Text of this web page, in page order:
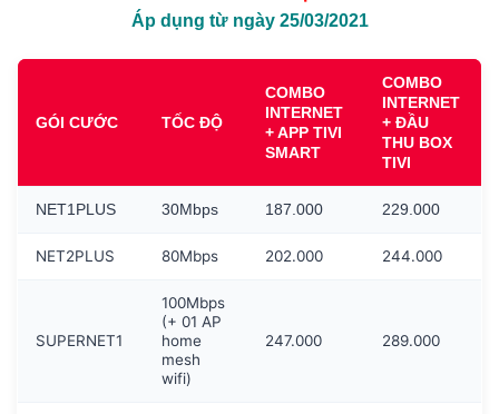
Áp dụng từ ngày 25/03/2021
GÓI CƯỚC TỐC ĐỘ
COMBO
INTERNET
+ APP TIVI
SMART
COMBO
INTERNET
+ ĐẦU
THU BOX
TIVI
NET1PLUS 30Mbps 187.000 229.000
NET2PLUS 80Mbps 202.000 244.000
SUPERNET1
100Mbps
(+ 01 AP
home
mesh
wifi)
247.000 289.000